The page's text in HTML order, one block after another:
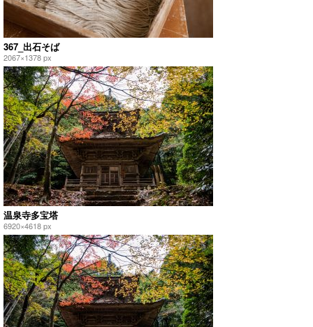
367_出石そば
2067×1378 px
温泉寺多宝塔
6920×4618 px